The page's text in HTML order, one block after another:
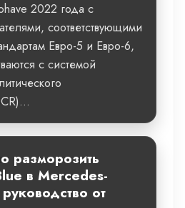
2022 года с
соответствующими
Евро-5 и Евро-6,
с системой
разморозить
в Mercedes-
от